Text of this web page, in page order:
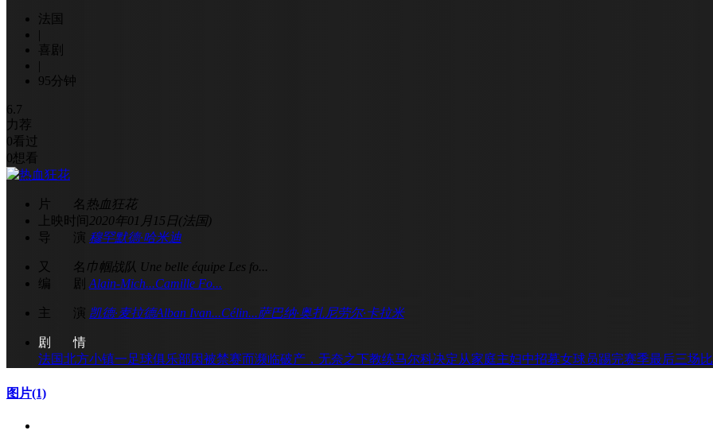
法国
|
喜剧
|
95分钟
6.7
力荐
0看过
0想看
片 名 热血狂花
上映时间2020年01月15日(法国)
导 演 穆罕默德·哈米迪
又 名 巾帼战队 Une belle équipe Les fo...
编 剧
Alain-Mich...Camille Fo...
主 演 凯德·麦拉德Alban Ivan...Célin...萨巴纳·奥扎尼劳尔·卡拉米
剧 情
法国北方小镇一足球俱乐部因被禁赛而濒临破产，无奈之下教练马尔科决定从家庭主妇中招募女球员踢完赛季最后三场
图片(1)